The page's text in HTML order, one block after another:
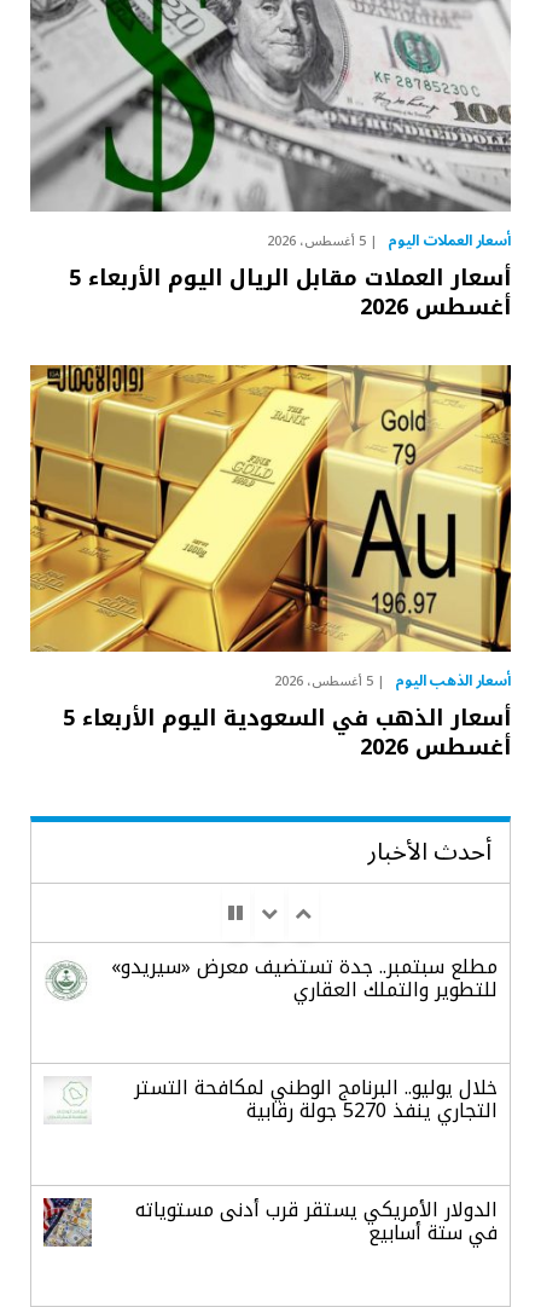
أسعار العملات اليوم 5 أغسطس، 2026
أسعار العملات مقابل الريال اليوم الأربعاء 5
أغسطس 2026
أسعار الذهب اليوم 5 أغسطس، 2026
أسعار الذهب في السعودية اليوم الأربعاء 5
أغسطس 2026
أحدث الأخبار
مطلع سبتمبر.. جدة تستضيف معرض «سيريدو»
للتطوير والتملك العقاري
خلال يوليو.. البرنامج الوطني لمكافحة التستر
التجاري ينفذ 5270 جولة رقابية
الدولار الأمريكي يستقر قرب أدنى مستوياته
في ستة أسابيع